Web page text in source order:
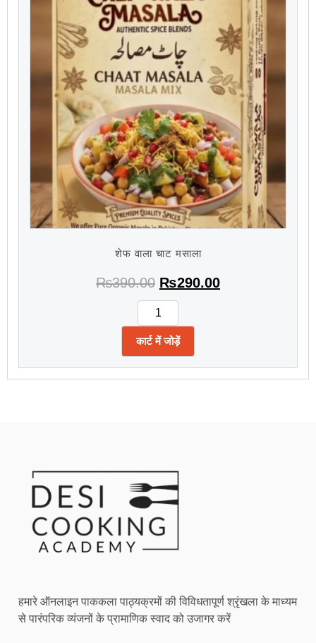
शेफ वाला चाट मसाला
₨390.00 ₨290.00
कार्ट में जोड़ें
हमारे ऑनलाइन पाककला पाठ्यक्रमों की विविधतापूर्ण श्रृंखला के माध्यम
से पारंपरिक व्यंजनों के प्रामाणिक स्वाद को उजागर करें